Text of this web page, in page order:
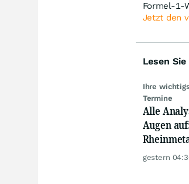
Formel-1-
Jetzt den
Lesen
Ihre
Termine
Alle
Augen
Deutsche
gestern